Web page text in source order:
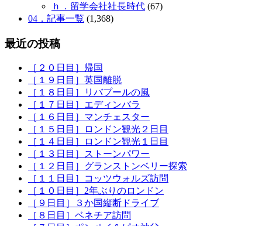
ｈ．留学会社社長時代 (67)
04．記事一覧 (1,368)
最近の投稿
［２０日目］帰国
［１９日目］英国離脱
［１８日目］リバプールの風
［１７日目］エディンバラ
［１６日目］マンチェスター
［１５日目］ロンドン観光２日目
［１４日目］ロンドン観光１日目
［１３日目］ストーンパワー
［１２日目］グランストンベリー探索
［１１日目］コッツウォルズ訪問
［１０日目］2年ぶりのロンドン
［９日目］３か国縦断ドライブ
［８日目］ベネチア訪問